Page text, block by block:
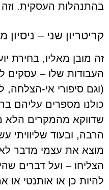
בהתנהלות העסקית.
קריטריון שני – ניסיון
זה מובן מאליו, בחירת
העבודות שלו – עסקים
(וגם סיפורי אי-הצלחה,
כולנו מספרים עליהם
שדווקא מהמקרים הלא
הרבה, ובעוד שליוויתי
מוצא את עצמי מדבר
הצליחו – ועל דברים
להיות כן או אותנטי או